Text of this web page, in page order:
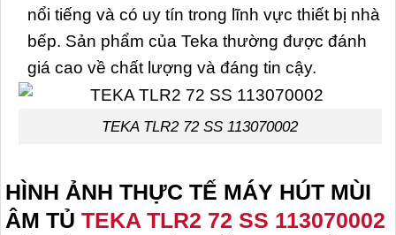
nổi tiếng và có uy tín trong lĩnh vực thiết bị nhà
bếp. Sản phẩm của Teka thường được đánh
giá cao về chất lượng và đáng tin cậy.
TEKA TLR2 72 SS 113070002
HÌNH ẢNH THỰC TẾ MÁY HÚT MÙI
ÂM TỦ TEKA TLR2 72 SS 113070002